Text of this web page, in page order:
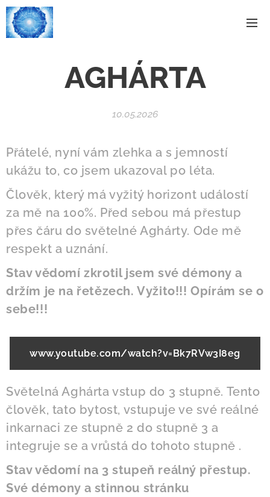
AGHÁRTA
10.05.2026
Přátelé, nyní vám zlehka a s jemností
ukážu to, co jsem ukazoval po léta.
Člověk, který má vyžitý horizont událostí
za mě na 100%. Před sebou má přestup
přes čáru do světelné Aghárty. Ode mě
respekt a uznání.
Stav vědomí zkrotil jsem své démony a
držím je na řetězech. Vyžito!!! Opírám se o
sebe!!!
www.youtube.com/watch?v=Bk7RVw3I8eg
Světelná Aghárta vstup do 3 stupně. Tento
člověk, tato bytost, vstupuje ve své reálné
inkarnaci ze stupně 2 do stupně 3 a
integruje se a vrůstá do tohoto stupně .
Stav vědomí na 3 stupeň reálný přestup.
Své démony a stinnou stránku